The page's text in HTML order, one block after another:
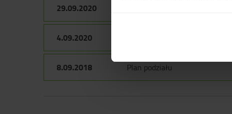
29.09.2020
4.09.2020
8.09.2018 Plan podziału